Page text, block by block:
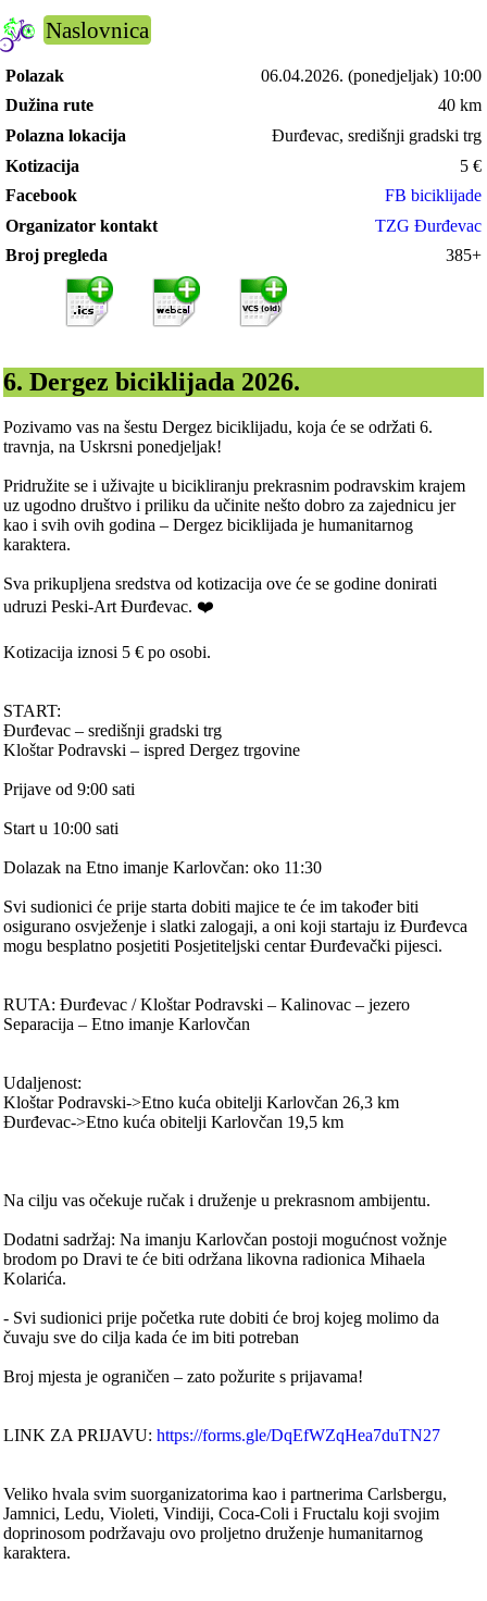
Naslovnica
Polazak 06.04.2026. (ponedjeljak) 10:00
Dužina rute
40 km
Polazna lokacija
Đurđevac, središnji gradski trg
Kotizacija
5 €
Facebook
FB biciklijade
Organizator kontakt
TZG Đurđevac
Broj pregleda
385+
6. Dergez biciklijada 2026.
Pozivamo vas na šestu Dergez biciklijadu, koja će se održati 6.
travnja, na Uskrsni ponedjeljak!
Pridružite se i uživajte u bicikliranju prekrasnim podravskim krajem
uz ugodno društvo i priliku da učinite nešto dobro za zajednicu jer
kao i svih ovih godina – Dergez biciklijada je humanitarnog
karaktera.
Sva prikupljena sredstva od kotizacija ove će se godine donirati
udruzi Peski-Art Đurđevac. ❤️
Kotizacija iznosi 5 € po osobi.
START:
Đurđevac – središnji gradski trg
Kloštar Podravski – ispred Dergez trgovine
Prijave od 9:00 sati
Start u 10:00 sati
Dolazak na Etno imanje Karlovčan: oko 11:30
Svi sudionici će prije starta dobiti majice te će im također biti
osigurano osvježenje i slatki zalogaji, a oni koji startaju iz Đurđevca
mogu besplatno posjetiti Posjetiteljski centar Đurđevački pijesci.
RUTA: Đurđevac / Kloštar Podravski – Kalinovac – jezero
Separacija – Etno imanje Karlovčan
Udaljenost:
Kloštar Podravski->Etno kuća obitelji Karlovčan 26,3 km
Đurđevac->Etno kuća obitelji Karlovčan 19,5 km
Na cilju vas očekuje ručak i druženje u prekrasnom ambijentu.
Dodatni sadržaj: Na imanju Karlovčan postoji mogućnost vožnje
brodom po Dravi te će biti održana likovna radionica Mihaela
Kolarića.
- Svi sudionici prije početka rute dobiti će broj kojeg molimo da
čuvaju sve do cilja kada će im biti potreban
Broj mjesta je ograničen – zato požurite s prijavama!
LINK ZA PRIJAVU:https://forms.gle/DqEfWZqHea7duTN27
Veliko hvala svim suorganizatorima kao i partnerima Carlsbergu,
Jamnici, Ledu, Violeti, Vindiji, Coca-Coli i Fructalu koji svojim
doprinosom podržavaju ovo proljetno druženje humanitarnog
karaktera.